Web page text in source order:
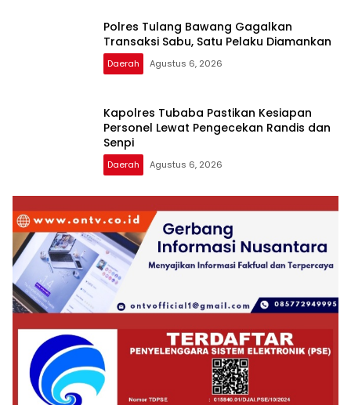
Polres Tulang Bawang Gagalkan
Transaksi Sabu, Satu Pelaku Diamankan
Daerah Agustus 6, 2026
Kapolres Tubaba Pastikan Kesiapan
Personel Lewat Pengecekan Randis dan
Senpi
Daerah Agustus 6, 2026